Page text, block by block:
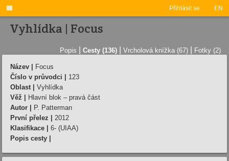
Přihlásit se EN

Vyhlídka | Focus
Popis Cesty (136) Vrcholová knížka (67) Fotky (2)
Název |
Focus
Číslo v průvodci |
123
Oblast |
Vyhlídka
Věž |
Hlavní blok – pravá část
Autor |
P. Patterman
První přelez |
2012
Klasifikace |
6- (UIAA)
Popis cesty |